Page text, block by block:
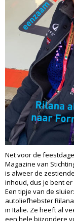
Net voor de
Magazine van
is alweer de
inhoud, dus je bent
Een tipje van de
autoliefhebster
in Italië. Ze heeft al
een hele bijzondere